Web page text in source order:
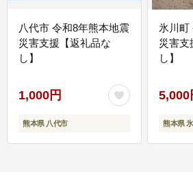
八代市 令和8年熊本地震
災害支援【返礼品な
し】
1,000円
熊本県 八代市
氷川町
災害支
し】
5,000
熊本県 氷